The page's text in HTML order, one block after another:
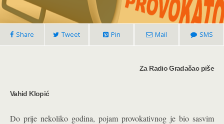
Share Tweet Pin Mail SMS
Za Radio Gradačac piše
Vahid Klopić
Do prije nekoliko godina, pojam provokativnog je bio sasvim